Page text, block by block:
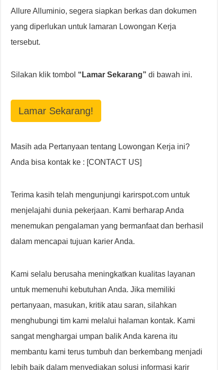
Allure Alluminio, segera siapkan berkas dan dokumen
yang diperlukan untuk lamaran Lowongan Kerja
tersebut.
Silakan klik tombol “Lamar Sekarang” di bawah ini.
Lamar Sekarang!
Masih ada Pertanyaan tentang Lowongan Kerja ini?
Anda bisa kontak ke : [CONTACT US]
Terima kasih telah mengunjungi karirspot.com untuk
menjelajahi dunia pekerjaan. Kami berharap Anda
menemukan pengalaman yang bermanfaat dan berhasil
dalam mencapai tujuan karier Anda.
Kami selalu berusaha meningkatkan kualitas layanan
untuk memenuhi kebutuhan Anda. Jika memiliki
pertanyaan, masukan, kritik atau saran, silahkan
menghubungi tim kami melalui halaman kontak. Kami
sangat menghargai umpan balik Anda karena itu
membantu kami terus tumbuh dan berkembang menjadi
lebih baik dalam menyediakan solusi informasi karir